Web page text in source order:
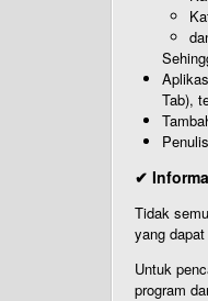
Tab),
✔
Tidak
yang
Untuk
program